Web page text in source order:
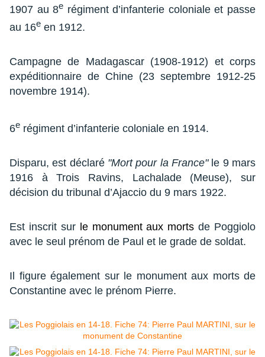
1907 au 8e régiment d’infanterie coloniale et passe
au 16e en 1912.
Campagne de Madagascar (1908-1912) et corps
expéditionnaire de Chine (23 septembre 1912-25
novembre 1914).
6e régiment d’infanterie coloniale en 1914.
Disparu, est déclaré "Mort pour la France"le 9 mars
1916 à Trois Ravins, Lachalade (Meuse), sur
décision du tribunal d’Ajaccio du 9 mars 1922.
Est inscrit sur le monument aux mortsde Poggiolo
avec le seul prénom de Paul et le grade de soldat.
Il figure également sur le monument aux morts de
Constantine avec le prénom Pierre.